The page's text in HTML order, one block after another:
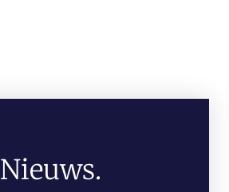
Nieuws.